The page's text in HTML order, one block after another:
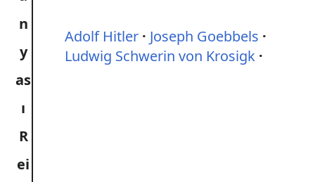
R
ei
Adolf Hitler
Joseph Goebbels
Ludwig Schwerin von Krosigk